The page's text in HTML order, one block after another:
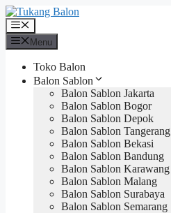
Langsung
ke
isi
Menu
Menu
Toko Balon
Balon Sablon
Balon Sablon Jakarta
Balon Sablon Bogor
Balon Sablon Depok
Balon Sablon Tangerang
Balon Sablon Bekasi
Balon Sablon Bandung
Balon Sablon Karawang
Balon Sablon Malang
Balon Sablon Surabaya
Balon Sablon Semarang